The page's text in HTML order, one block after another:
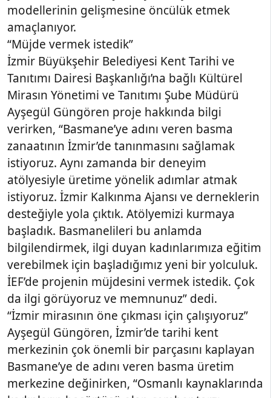
modellerinin gelişmesine öncülük etmek
amaçlanıyor.
“Müjde vermek istedik”
İzmir Büyükşehir Belediyesi Kent Tarihi ve
Tanıtımı Dairesi Başkanlığı’na bağlı Kültürel
Mirasın Yönetimi ve Tanıtımı Şube Müdürü
Ayşegül Güngören proje hakkında bilgi
verirken, “Basmane’ye adını veren basma
zanaatının İzmir’de tanınmasını sağlamak
istiyoruz. Aynı zamanda bir deneyim
atölyesiyle üretime yönelik adımlar atmak
istiyoruz. İzmir Kalkınma Ajansı ve derneklerin
desteğiyle yola çıktık. Atölyemizi kurmaya
başladık. Basmanelileri bu anlamda
bilgilendirmek, ilgi duyan kadınlarımıza eğitim
verebilmek için başladığımız yeni bir yolculuk.
İEF’de projenin müjdesini vermek istedik. Çok
da ilgi görüyoruz ve memnunuz” dedi.
“İzmir mirasının öne çıkması için çalışıyoruz”
Ayşegül Güngören, İzmir’de tarihi kent
merkezinin çok önemli bir parçasını kaplayan
Basmane’ye de adını veren basma üretim
merkezine değinirken, “Osmanlı kaynaklarında